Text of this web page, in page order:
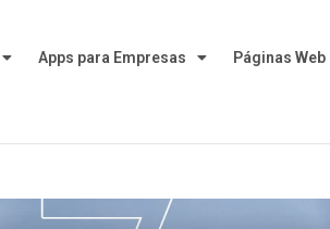
Apps para Empresas Páginas Web